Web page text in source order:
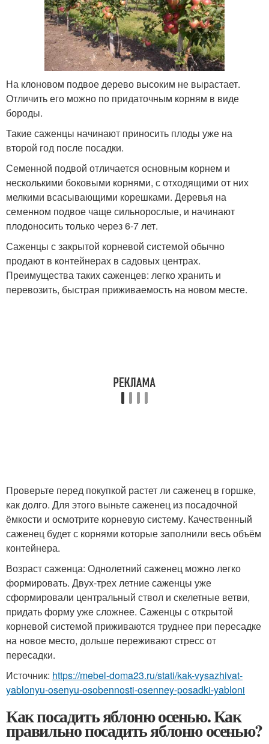
На клоновом подвое дерево высоким не вырастает.
Отличить его можно по придаточным корням в виде
бороды.
Такие саженцы начинают приносить плоды уже на
второй год после посадки.
Семенной подвой отличается основным корнем и
несколькими боковыми корнями, с отходящими от них
мелкими всасывающими корешками. Деревья на
семенном подвое чаще сильнорослые, и начинают
плодоносить только через 6-7 лет.
Саженцы с закрытой корневой системой обычно
продают в контейнерах в садовых центрах.
Преимущества таких саженцев: легко хранить и
перевозить, быстрая приживаемость на новом месте.
Проверьте перед покупкой растет ли саженец в горшке,
как долго. Для этого выньте саженец из посадочной
ёмкости и осмотрите корневую систему. Качественный
саженец будет с корнями которые заполнили весь объём
контейнера.
Возраст саженца: Однолетний саженец можно легко
формировать. Двух-трех летние саженцы уже
сформировали центральный ствол и скелетные ветви,
придать форму уже сложнее. Саженцы с открытой
корневой системой приживаются труднее при пересадке
на новое место, дольше переживают стресс от
пересадки.
Источник: https://mebel-doma23.ru/stati/kak-vysazhivat-
yablonyu-osenyu-osobennosti-osenney-posadki-yabloni
Как посадить яблоню осенью. Как
правильно посадить яблоню осенью?